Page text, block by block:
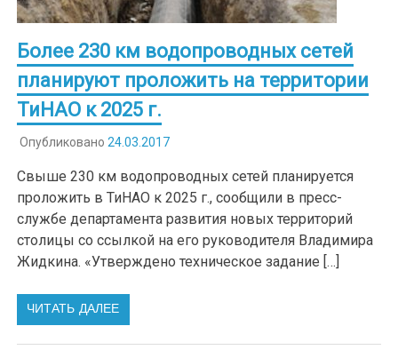
Более 230 км водопроводных сетей
планируют проложить на территории
ТиНАО к 2025 г.
Опубликовано 24.03.2017
Свыше 230 км водопроводных сетей планируется
проложить в ТиНАО к 2025 г., сообщили в пресс-
службе департамента развития новых территорий
столицы со ссылкой на его руководителя Владимира
Жидкина. «Утверждено техническое задание […]
ЧИТАТЬ ДАЛЕЕ